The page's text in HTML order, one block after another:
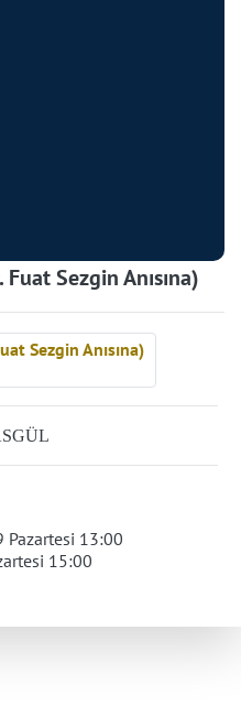
Sezgin Anısına)
Pazartesi 13:00
15:00